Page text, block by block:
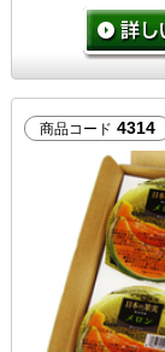
商品コード 4314